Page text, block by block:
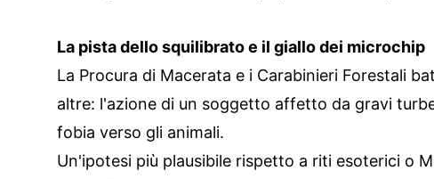
La pista dello squilibrato e il giallo dei microchip
La Procura di Macerata e i Carabinieri Forestali
altre: l'azione di un soggetto affetto da gravi
fobia verso gli animali.
Un'ipotesi più plausibile rispetto a riti esoterici o